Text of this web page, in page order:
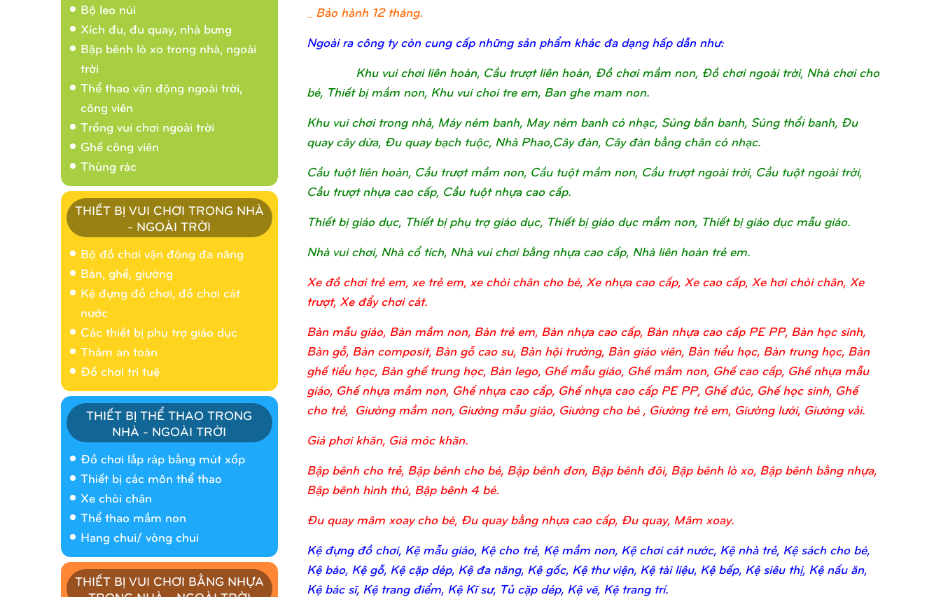
Bộ leo núi
Xích đu, đu quay, nhà bưng
Bập bênh lò xo trong nhà, ngoài
trời
Thể thao vận động ngoài trời,
công viên
Trống vui chơi ngoài trời
Ghế công viên
Thùng rác
THIẾT BỊ VUI CHƠI TRONG NHÀ
- NGOÀI TRỜI
Bộ đồ chơi vận động đa năng
Bàn, ghế, giường
Kệ đựng đồ chơi, đồ chơi cát
nước
Các thiết bị phụ trợ giáo dục
Thảm an toàn
Đồ chơi trí tuệ
THIẾT BỊ THỂ THAO TRONG
NHÀ - NGOÀI TRỜI
Đồ chơi lắp ráp bằng mút xốp
Thiết bị các môn thể thao
Xe chòi chân
Thể thao mầm non
Hang chui/ vòng chui
THIẾT BỊ VUI CHƠI BẰNG NHỰA
Nhà banh 9H5404
_ Bảo hành 12 tháng.
Ngoài ra công ty còn cung cấp những sản phẩm khác đa dạng hấp dẫn như:
Khu vui chơi liên hoàn, Cầu trượt liên hoàn, Đồ chơi mầm non, Đồ chơi ngoài trời, Nhà chơi cho
bé, Thiết bị mầm non, Khu vui choi tre em, Ban ghe mam non.
Khu vui chơi trong nhà, Máy ném banh, May ném banh có nhạc, Súng bắn banh, Súng thổi banh, Đu
quay cây dừa, Đu quay bạch tuộc, Nhà Phao,Cây đàn, Cây đàn bằng chân có nhạc.
Cầu tuột liên hoàn, Cầu trượt mầm non, Cầu tuột mầm non, Cầu trượt ngoài trời, Cầu tuột ngoài trời,
Cầu trượt nhựa cao cấp, Cầu tuột nhựa cao cấp.
Thiết bị giáo dục, Thiết bị phụ trợ giáo dục, Thiết bị giáo dục mầm non, Thiết bị giáo dục mẫu giáo.
Nhà vui chơi, Nhà cổ tích, Nhà vui chơi bằng nhựa cao cấp, Nhà liên hoàn trẻ em.
Xe đồ chơi trẻ em, xe trẻ em, xe chòi chân cho bé, Xe nhựa cao cấp, Xe cao cấp, Xe hơi chòi chân, Xe
trượt, Xe đẩy chơi cát.
Bàn mẫu giáo, Bàn mầm non, Bàn trẻ em, Bàn nhựa cao cấp, Bàn nhựa cao cấp PE PP, Bàn học sinh,
Bàn gỗ, Bàn composit, Bàn gỗ cao su, Bàn hội trường, Bàn giáo viên, Bàn tiểu học, Bàn trung học, Bàn
ghế tiểu học, Bàn ghế trung học, Bàn lego, Ghế mẫu giáo, Ghế mầm non, Ghế cao cấp, Ghế nhựa mẫu
giáo, Ghế nhựa mầm non, Ghế nhựa cao cấp, Ghế nhựa cao cấp PE PP, Ghế đúc, Ghế học sinh, Ghế
cho trẻ, Giường mầm non, Giường mẫu giáo, Giường cho bé , Giường trẻ em, Giường lưới, Giường vải.
Giá phơi khăn, Giá móc khăn.
Bập bênh cho trẻ, Bập bênh cho bé, Bập bênh đơn, Bập bênh đôi, Bập bênh lò xo, Bập bênh bằng nhựa,
Bập bênh hình thú, Bập bênh 4 bé.
Đu quay mâm xoay cho bé, Đu quay bằng nhựa cao cấp, Đu quay, Mâm xoay.
Kệ đựng đồ chơi, Kệ mẫu giáo, Kệ cho trẻ, Kệ mầm non, Kệ chơi cát nước, Kệ nhà trẻ, Kệ sách cho bé,
Kệ báo, Kệ gỗ, Kệ cặp dép, Kệ đa năng, Kệ gốc, Kệ thư viện, Kệ tài liệu, Kệ bếp, Kệ siêu thị, Kệ nấu ăn,
Kệ bác sĩ, Kệ trang điểm, Kệ Kĩ sư, Tủ cặp dép, Kệ vẽ, Kệ trang trí.